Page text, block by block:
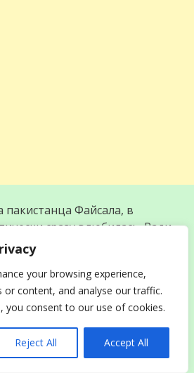
your browsing experience,
or content, and analyse our traffic.
you consent to our use of cookies.
Reject All Accept All
Файсала, в
сразу влюбилась. Ради
пришлось сменить веру и
семьи.